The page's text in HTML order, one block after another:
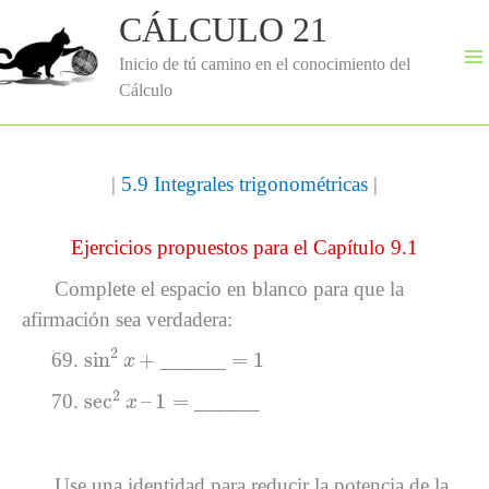
contenido
CÁLCULO 21
Inicio de tú camino en el conocimiento del
Cálculo
| 5.9 Integrales trigonométricas |
Ejercicios propuestos para el Capítulo 9.1
Complete el espacio en blanco para que la
afirmación sea verdadera:
sin2 x +
sin2 = 1
sec2 x –1 =
sec2 1=